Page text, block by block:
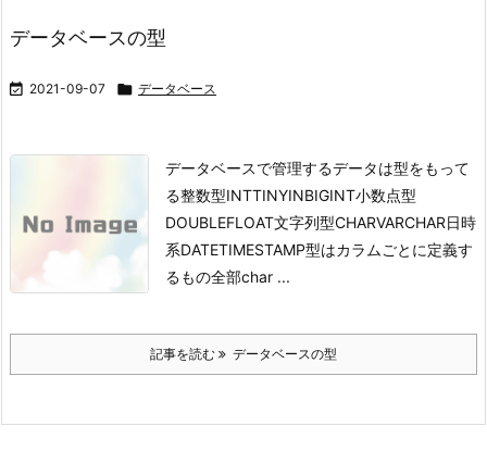
データベースの型
 2021-09-07  データベース
データベースで管理するデータは型をもって
る整数型INTTINYINBIGINT小数点型
DOUBLEFLOAT文字列型CHARVARCHAR日時
系DATETIMESTAMP型はカラムごとに定義す
るもの全部char ...
記事を読む データベースの型